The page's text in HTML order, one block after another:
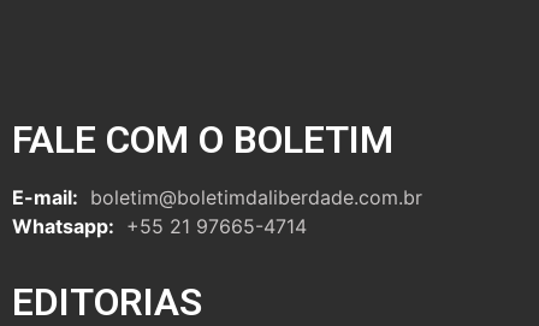
FALE COM O BOLETIM
E-mail: boletim@boletimdaliberdade.com.br
Whatsapp: +55 21 97665-4714
EDITORIAS